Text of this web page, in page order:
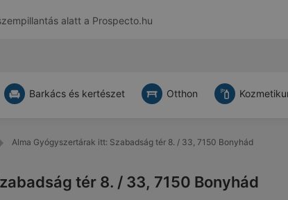
alatt a Prospecto.hu
Barkács és kertészet Otthon
Alma Gyógyszertárak itt: Szabadság tér 8. / 33, 7150 Bonyhád
tér 8. / 33, 7150 Bonyhád